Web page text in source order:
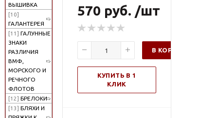
ВЫШИВКА
[10]
ГАЛАНТЕРЕЯ
[11] ГАЛУННЫЕ
ЗНАКИ
РАЗЛИЧИЯ
ВМФ,
МОРСКОГО И
РЕЧНОГО
ФЛОТОВ
[12] БРЕЛОКИ
[13] БЛЯХИ И
570 руб. /шт
В КОРЗИНУ
КУПИТЬ В 1
КЛИК